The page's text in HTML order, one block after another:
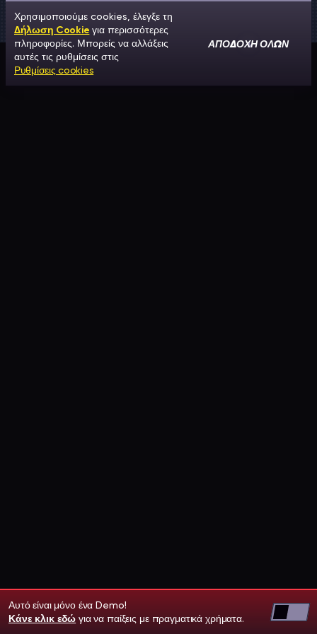
Αυτό είναι μόνο ένα Demo!
Κάνε κλικ εδώ για να παίξεις με πραγματικά χρήματα.
Χρησιμοποιούμε cookies, έλεγξε τη
Δήλωση Cookie για περισσότερες
πληροφορίες. Μπορείς να αλλάξεις
αυτές τις ρυθμίσεις στις
Ρυθμίσεις cookies
ΑΠΟΔΟΧΉ ΌΛΩΝ